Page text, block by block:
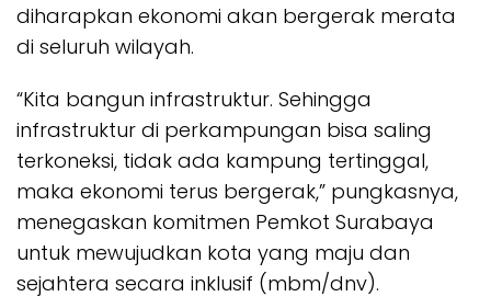
diharapkan ekonomi akan bergerak merata
di seluruh wilayah.
“Kita bangun infrastruktur. Sehingga
infrastruktur di perkampungan bisa saling
terkoneksi, tidak ada kampung tertinggal,
maka ekonomi terus bergerak,” pungkasnya,
menegaskan komitmen Pemkot Surabaya
untuk mewujudkan kota yang maju dan
sejahtera secara inklusif (mbm/dnv).